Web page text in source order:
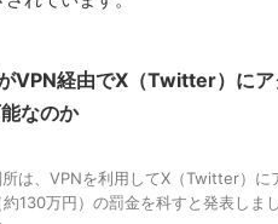
VPN経由でX（Twitter）に
なのか
は、VPNを利用してX（Twitter）に
130万円）の罰金を科すと発表しま